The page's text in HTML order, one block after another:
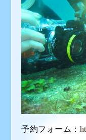
予約フォーム：